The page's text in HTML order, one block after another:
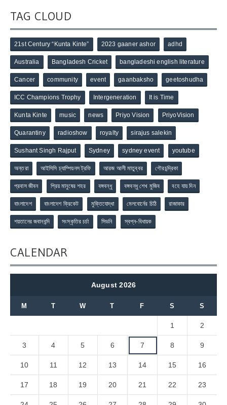
TAG CLOUD
21st Century “Kunta Kinte” 2023 gaaner ashor adhd
Australia Bangladesh Cricket bangladeshi english literature
Cancer community event gaanbaksho geetoshudha
ICC Champions Trophy Intergeneration It is Time
Kunta Kinte music news Priyo Vision PriyoVision
Quarantiny radioshow royalty sirajus salekin
Sushant Singh Rajput Sydney sydney event youtube
অন্তরা আইসিসি চ্যাম্পিয়নস ট্রফি আরজ আলী মাতুব্বর গৌরচন্দ্রিকা
প্রবাস জীবন প্রিয় মানুষের শহর বঙ্গবন্ধু বঙ্গবন্ধু শেখ মুজিব বহে যায় দিন
বাংলাদেশ বাংলাদেশ ক্রিকেট মুক্তিযোদ্ধা মেলবোর্নের চিঠি রাজাকার
শয়তানের জবানবন্দি সংস্কৃতির চর্চা সিডনি স্বপ্ন-বিধায়ক
CALENDAR
August 2026
M T W T F S S
1 2
3 4 5 6 7 8 9
10 11 12 13 14 15 16
17 18 19 20 21 22 23